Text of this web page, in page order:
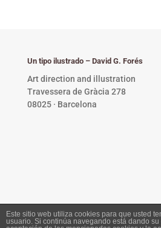
Un tipo ilustrado – David G. Forés
Art direction and illustration
Travessera de Gràcia 278
08025 · Barcelona
Este sitio web utiliza cookies para que usted
usuario. Si continúa navegando está dando